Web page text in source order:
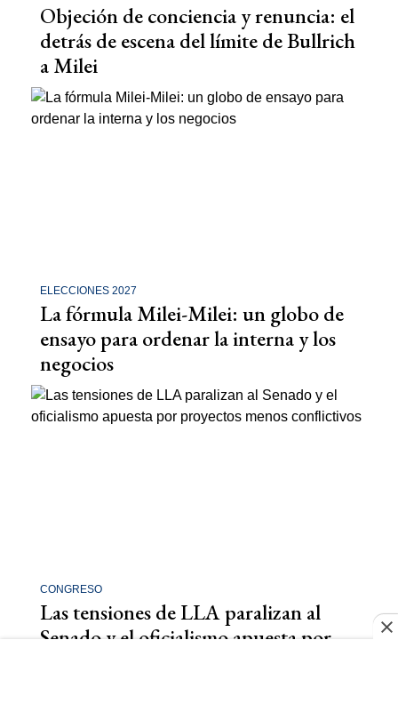
Objeción de conciencia y renuncia: el
detrás de escena del límite de Bullrich
a Milei
ELECCIONES 2027
La fórmula Milei-Milei: un globo de
ensayo para ordenar la interna y los
negocios
CONGRESO
Las tensiones de LLA paralizan al
Senado y el oficialismo apuesta por